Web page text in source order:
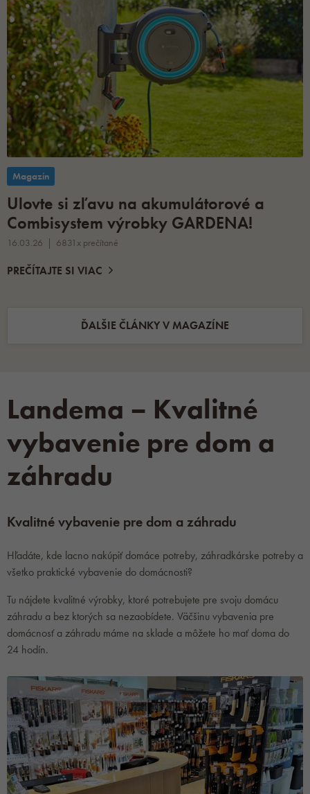
Magazín
Ulovte si zľavu na akumulátorové a
Combisystem výrobky GARDENA!
16.03.26 6831x prečítané
PREČÍTAJTE SI VIAC
ĎALŠIE ČLÁNKY V MAGAZÍNE
Landema – Kvalitné
vybavenie pre dom a
záhradu
Kvalitné vybavenie pre dom a záhradu
Hľadáte, kde lacno nakúpiť domáce potreby, záhradkárske potreby a
všetko praktické vybavenie do domácnosti?
Tu nájdete kvalitné výrobky, ktoré potrebujete pre svoju domácu
záhradu a bez ktorých sa nezaobídete. Väčšinu vybavenia pre
domácnosť a záhradu máme na sklade a môžete ho mať doma do
24 hodín.